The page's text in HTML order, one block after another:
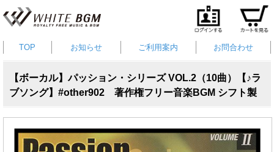
TOP お知らせ ご利用案内 お問合わせ
【ボーカル】パッション・シリーズ VOL.2（10曲）【♪ラ
ブソング】#other902 著作権フリー音楽BGM シフト製